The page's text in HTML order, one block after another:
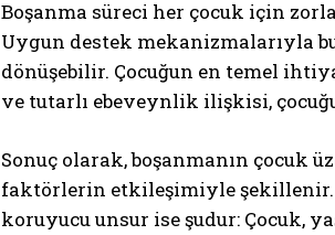
Boşanma süreci her çocuk için
Uygun destek mekanizmalarıyla
dönüşebilir. Çocuğun en temel
ve tutarlı ebeveynlik ilişkisi,
Sonuç olarak, boşanmanın çocuk
faktörlerin etkileşimiyle şekillenir.
koruyucu unsur ise şudur: Çocuk,